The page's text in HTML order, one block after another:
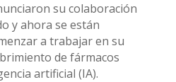
su colaboración
y ahora se están
a trabajar en su
de fármacos
artificial (IA).